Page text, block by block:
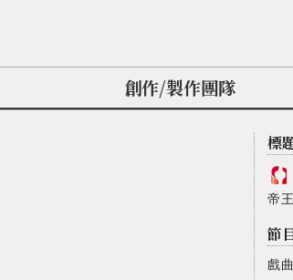
創作/製作團隊
標
帝
節
戲曲